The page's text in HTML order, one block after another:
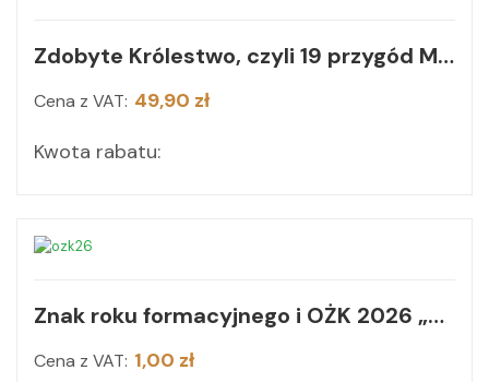
Zdobyte Królestwo, czyli 19 przygód Maksymiliana Maksymalnego
Cena z VAT: 49,90 zł
Kwota rabatu:
Znak roku formacyjnego i OŻK 2026 „Pokój mój daję wam"”
Cena z VAT: 1,00 zł